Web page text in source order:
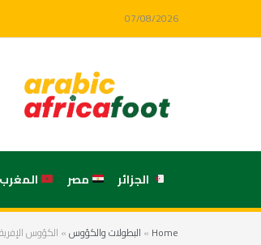
07/08/2026
الجزائر مصر المغرب
Home
» البطولات والكؤوس» الكؤوس